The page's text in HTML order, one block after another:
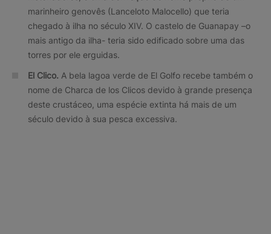
marinheiro genovês (Lanceloto Malocello) que teria
chegado à ilha no século XIV. O castelo de Guanapay –o
mais antigo da ilha- teria sido edificado sobre uma das
torres por ele erguidas.
El Clico. A bela lagoa verde de El Golfo recebe também o
nome de Charca de los Clicos devido à grande presença
deste crustáceo, uma espécie extinta há mais de um
século devido à sua pesca excessiva.